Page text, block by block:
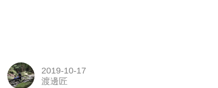
2019-10-17
渡邊匠